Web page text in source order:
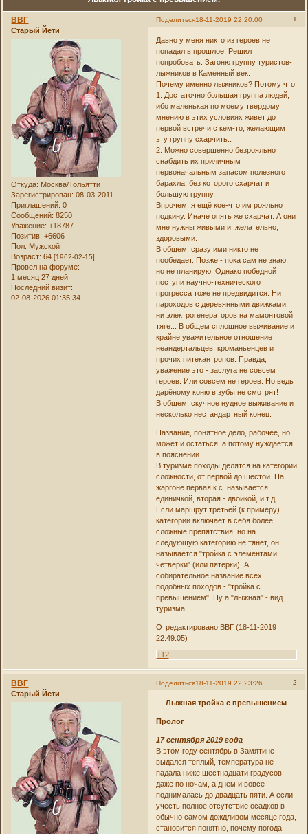
Поделиться 1
18-11-2019 22:20:00
ВВГ
Старый Йети
Откуда: Москва/Тольятти
Зарегистрирован: 08-03-2011
Приглашений: 0
Сообщений: 8250
Уважение: +18787
Позитив: +6606
Пол: Мужской
Возраст: 64[1962-02-15]
Провел на форуме:
1 месяц 27 дней
Последний визит:
02-08-2026 01:35:34
Давно у меня никто из героев не
попадал в прошлое. Решил
попробовать. Загоню группу туристов-
лыжников в Каменный век.
Почему именно лыжников? Потому что
1. Достаточно большая группа людей,
ибо маленькая по моему твердому
мнению в этих условиях живет до
первой встречи с кем-то, желающим
эту группу схарчить..
2. Можно совершенно безрояльно
снабдить их приличным
первоначальным запасом полезного
барахла, без которого схарчат и
большую группу.
Впрочем, я ещё кое-что им рояльно
подкину. Иначе опять же схарчат. А они
мне нужны живыми и, желательно,
здоровыми.
В общем, сразу ими никто не
пообедает. Позже - пока сам не знаю,
но не планирую. Однако победной
поступи научно-технического
прогресса тоже не предвидится. Ни
пароходов с деревянными движками,
ни электрогенераторов на мамонтовой
тяге... В общем сплошное выживание и
крайне уважительное отношение
неандертальцев, кроманьенцев и
прочих питекантропов. Правда,
уважение это - заслуга не совсем
героев. Или совсем не героев. Но ведь
дарёному коню в зубы не смотрят!
В общем, скучное нудное выживание и
несколько нестандартный конец.
Название, понятное дело, рабочее, но
может и остаться, а потому нуждается
в пояснении.
В туризме походы делятся на категории
сложности, от первой до шестой. На
жаргоне первая к.с. называется
единичкой, вторая - двойкой, и т.д.
Если маршрут третьей (к примеру)
категории включает в себя более
сложные препятствия, но на
следующую категорию не тянет, он
называется "тройка с элементами
четверки" (или пятерки). А
собирательное название всех
подобных походов - "тройка с
превышением". Ну а "лыжная" - вид
туризма.
Отредактировано ВВГ (18-11-2019
22:49:05)
+12
Поделиться 2
18-11-2019 22:23:26
ВВГ
Старый Йети
Лыжная тройка с превышением
Пролог
17 сентября 2019 года
В этом году сентябрь в Замятине
выдался теплый, температура не
падала ниже шестнадцати градусов
даже по ночам, а днем и вовсе
поднималась до двадцать пяти. А если
учесть полное отсутствие осадков в
обычно самом дождливом месяце года,
становится понятно, почему погода